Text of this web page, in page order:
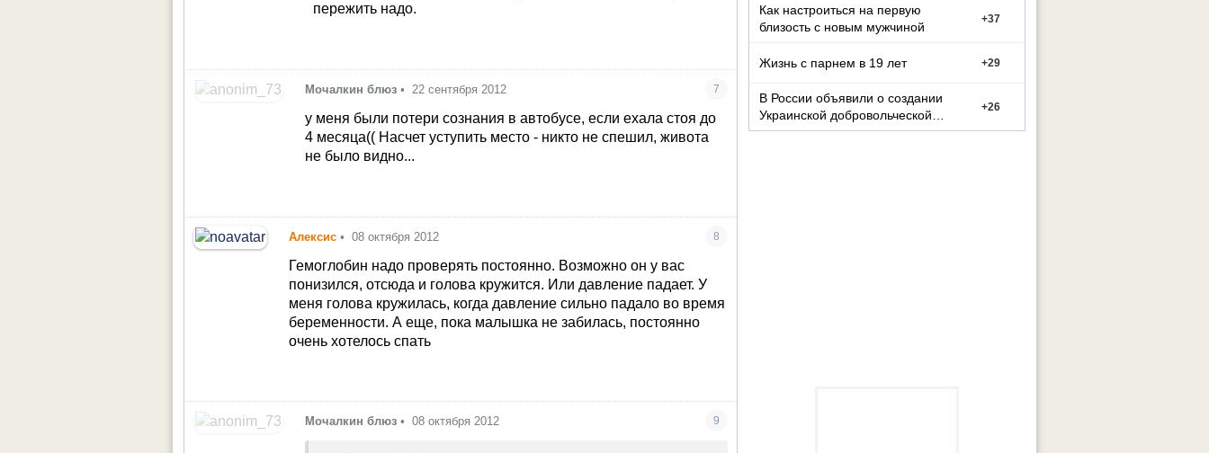
пережить надо.
Мочалкин блюз • 22 сентября 2012 7
у меня были потери сознания в автобусе, если ехала стоя до
4 месяца(( Насчет уступить место - никто не спешил, живота
не было видно...
Алексис • 08 октября 2012 8
Гемоглобин надо проверять постоянно. Возможно он у вас
понизился, отсюда и голова кружится. Или давление падает. У
меня голова кружилась, когда давление сильно падало во время
беременности. А еще, пока малышка не забилась, постоянно
очень хотелось спать
Мочалкин блюз • 08 октября 2012 9
Как настроиться на первую
близость с новым мужчиной
+37
Жизнь с парнем в 19 лет +29
В России объявили о создании
Украинской добровольческой
бригады
+26